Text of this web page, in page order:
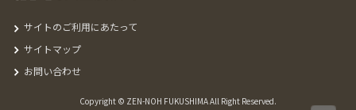
Copyright © ZEN-NOH FUKUSHIMA All Right Reserved.
サイトのご利用にあたって
サイトマップ
お問い合わせ